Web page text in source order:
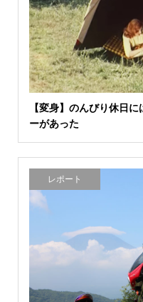
【変身】のんびり休日
ーがあった
レポート